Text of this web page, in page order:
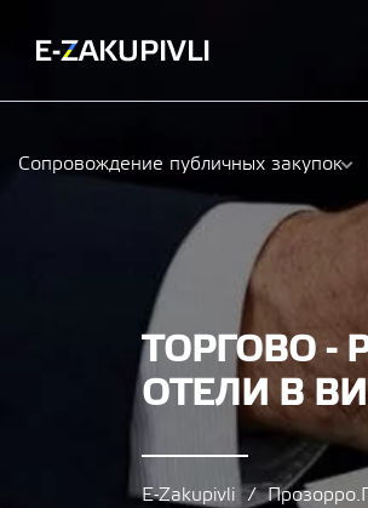
Сопровождение публичных закупок
ТОРГОВО -
ОТЕЛИ В
E-Zakupivli